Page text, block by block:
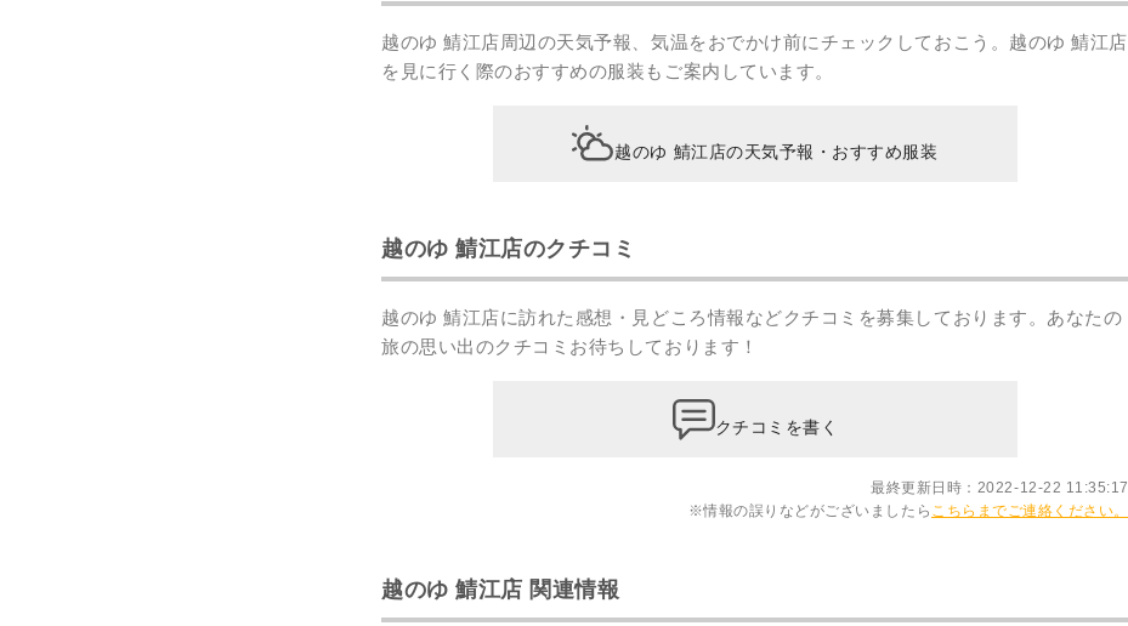
越のゆ 鯖江店周辺の天気予報、気温をおでかけ前にチェックしておこう。越のゆ 鯖江店
を見に行く際のおすすめの服装もご案内しています。
越のゆ 鯖江店の天気予報・おすすめ服装
越のゆ 鯖江店のクチコミ
越のゆ 鯖江店に訪れた感想・見どころ情報などクチコミを募集しております。あなたの
旅の思い出のクチコミ お待ちしております！
クチコミを書く
最終更新日時：2022-12-22 11:35:17
※情報の誤りなどがございましたら こちらまでご連絡ください。
越のゆ 鯖江店 関連情報